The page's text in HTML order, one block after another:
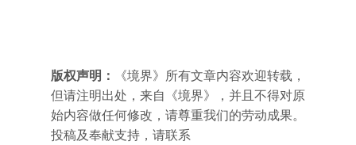
版权声明：
《境界》所有文章内容欢迎转载，
但请注明出处，来自《境界》，并且不得对原
始内容做任何修改，请尊重我们的劳动成果。
投稿及奉献支持，请联系